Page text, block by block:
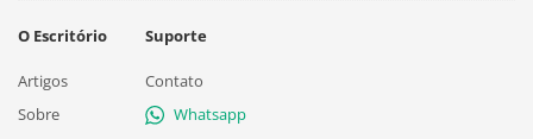
O Escritório
Artigos
Sobre
Suporte
Contato
Whatsapp